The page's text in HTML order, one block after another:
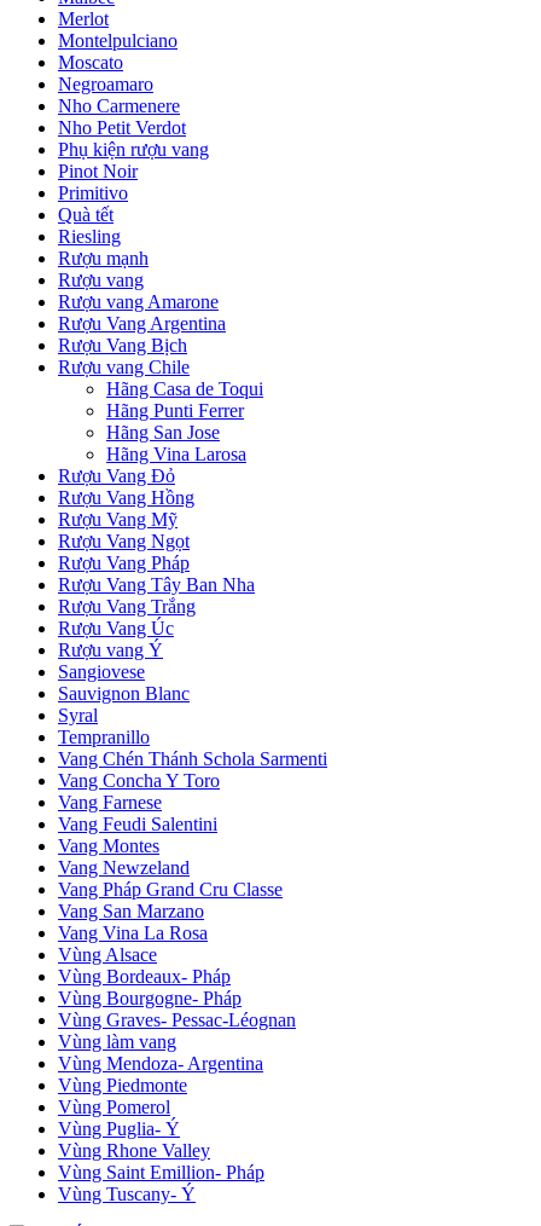
Merlot
Montelpulciano
Moscato
Negroamaro
Nho Carmenere
Nho Petit Verdot
Phụ kiện rượu vang
Pinot Noir
Primitivo
Quà tết
Riesling
Rượu mạnh
Rượu vang
Rượu vang Amarone
Rượu Vang Argentina
Rượu Vang Bịch
Rượu vang Chile
Hãng Casa de Toqui
Hãng Punti Ferrer
Hãng San Jose
Hãng Vina Larosa
Rượu Vang Đỏ
Rượu Vang Hồng
Rượu Vang Mỹ
Rượu Vang Ngọt
Rượu Vang Pháp
Rượu Vang Tây Ban Nha
Rượu Vang Trắng
Rượu Vang Úc
Rượu vang Ý
Sangiovese
Sauvignon Blanc
Syral
Tempranillo
Vang Chén Thánh Schola Sarmenti
Vang Concha Y Toro
Vang Farnese
Vang Feudi Salentini
Vang Montes
Vang Newzeland
Vang Pháp Grand Cru Classe
Vang San Marzano
Vang Vina La Rosa
Vùng Alsace
Vùng Bordeaux- Pháp
Vùng Bourgogne- Pháp
Vùng Graves- Pessac-Léognan
Vùng làm vang
Vùng Mendoza- Argentina
Vùng Piedmonte
Vùng Pomerol
Vùng Puglia- Ý
Vùng Rhone Valley
Vùng Saint Emillion- Pháp
Vùng Tuscany- Ý